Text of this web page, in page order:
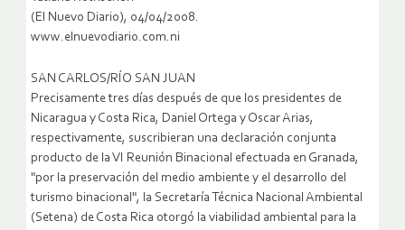
(El Nuevo Diario), 04/04/2008.
www.elnuevodiario.com.ni
SAN CARLOS/RÍO SAN JUAN
Precisamente tres días después de que los presidentes de
Nicaragua y Costa Rica, Daniel Ortega y Oscar Arias,
respectivamente, suscribieran una declaración conjunta
producto de la VI Reunión Binacional efectuada en Granada,
"por la preservación del medio ambiente y el desarrollo del
turismo binacional", la Secretaría Técnica Nacional Ambiental
(Setena) de Costa Rica otorgó la viabilidad ambiental para la